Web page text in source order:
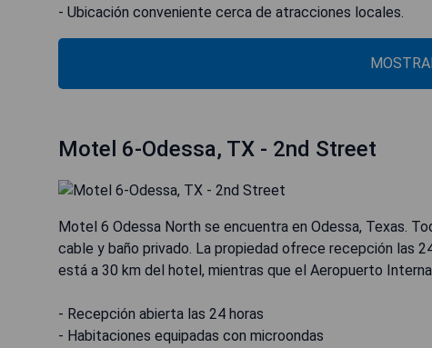
- Ubicación conveniente cerca de atracciones locales.
Motel 6-Odessa, TX - 2nd Street
Motel 6 Odessa North se encuentra en Odessa, Texas.
cable y baño privado. La propiedad ofrece recepción las
está a 30 km del hotel, mientras que el Aeropuerto
- Recepción abierta las 24 horas
- Habitaciones equipadas con microondas